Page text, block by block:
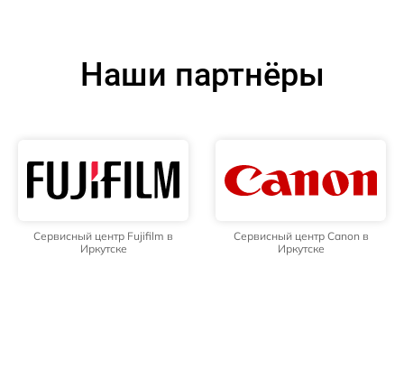
Наши партнёры
Сервисный центр Fujifilm в
Иркутске
Сервисный центр Canon в
Иркутске